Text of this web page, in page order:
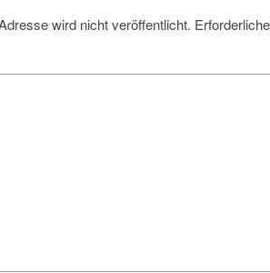
wird nicht veröffentlicht.